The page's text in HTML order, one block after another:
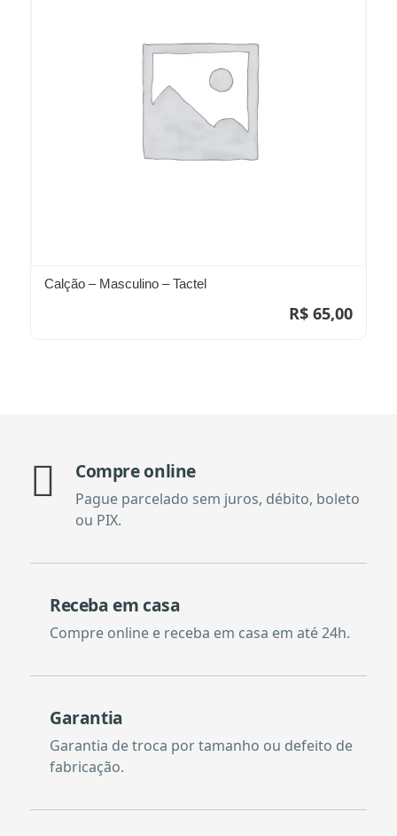
Calção – Masculino – Tactel
R$ 65,00
Compre online
Pague parcelado sem juros, débito, boleto
ou PIX.
Receba em casa
Compre online e receba em casa em até 24h.
Garantia
Garantia de troca por tamanho ou defeito de
fabricação.